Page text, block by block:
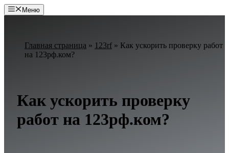
Перейти
к
Меню
Главная страница » 123rf » Как ускорить проверку работ
на 123рф.ком?
Как ускорить проверку
работ на 123рф.ком?